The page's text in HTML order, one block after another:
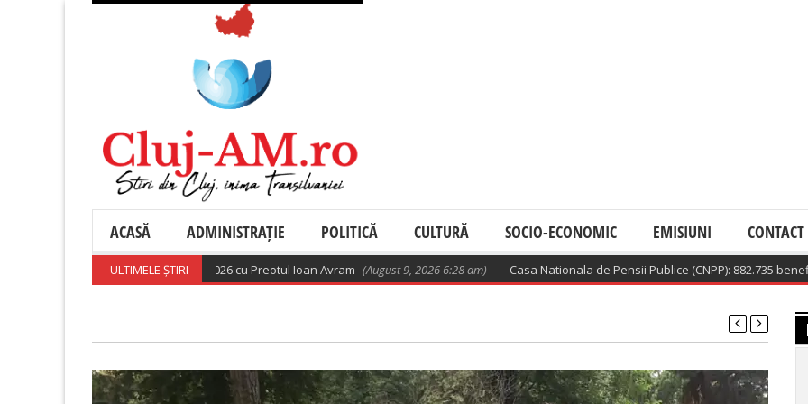
ACASĂ ADMINISTRAȚIE POLITICĂ CULTURĂ SOCIO-ECONOMIC EMISIUNI CONTACT
ULTIMELE ȘTIRI
ortodoxă din 9 august 2026 cu Preotul Ioan Avram (August 9, 2026 6:28 am) Casa Nationala de Pensii Publice (CNPP): 882.735 beneficiari de